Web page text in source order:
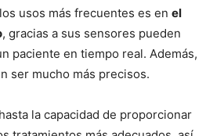
usos más frecuentes es en el
, gracias a sus sensores pueden
paciente en tiempo real. Además,
ser mucho más precisos.
la capacidad de proporcionar